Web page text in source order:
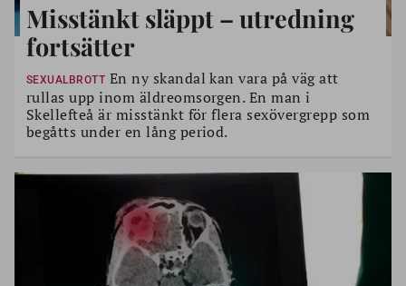
Misstänkt släppt – utredning
fortsätter
SEXUALBROTT En ny skandal kan vara på väg att
rullas upp inom äldreomsorgen. En man i
Skellefteå är misstänkt för flera sexövergrepp som
begåtts under en lång period.